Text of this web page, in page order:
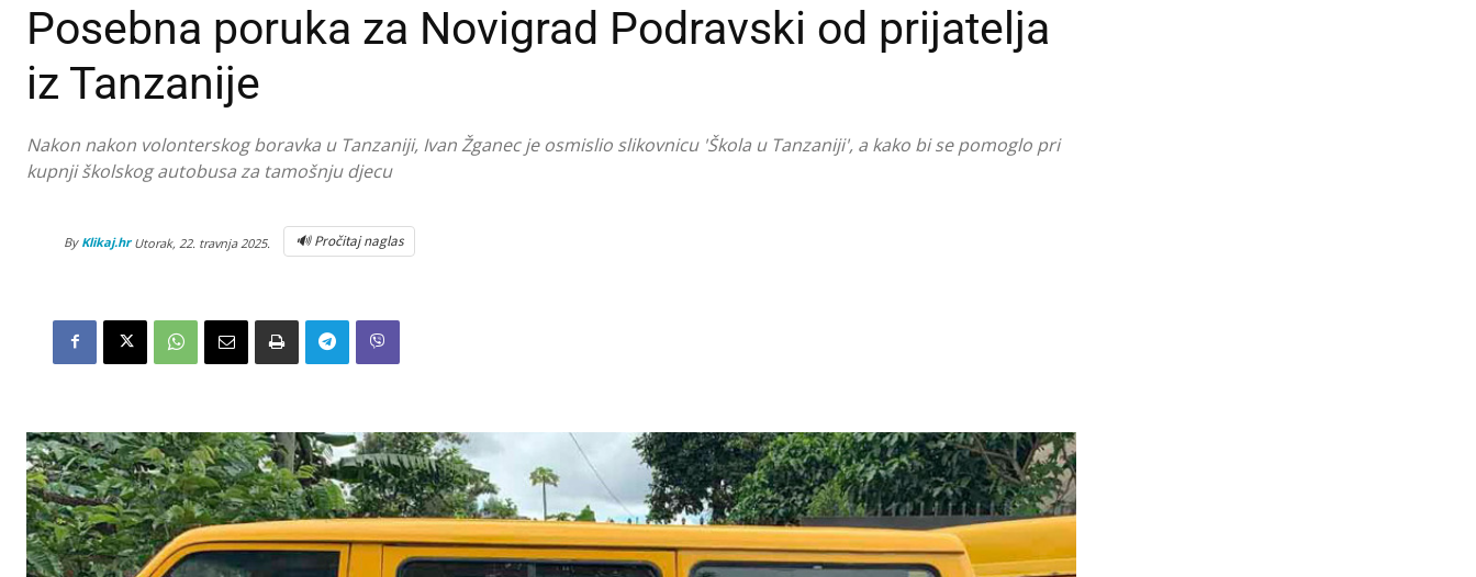
Posebna poruka za Novigrad Podravski od prijatelja
iz Tanzanije
Nakon nakon volonterskog boravka u Tanzaniji, Ivan Žganec je osmislio slikovnicu 'Škola u Tanzaniji', a kako bi se pomoglo pri
kupnji školskog autobusa za tamošnju djecu
By Klikaj.hr Utorak, 22. travnja 2025. 🔊 Pročitaj naglas